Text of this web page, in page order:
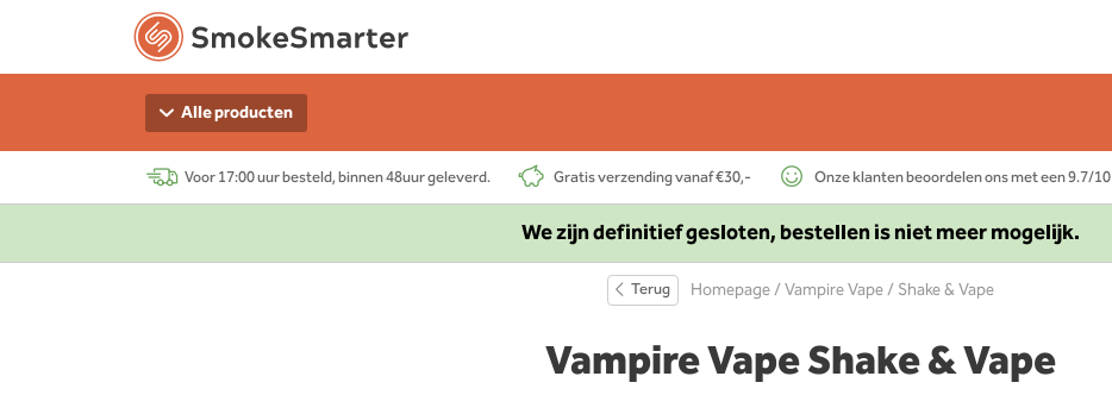
Alle producten
Voor 17:00 uur besteld, binnen 48uur geleverd. Gratis verzending vanaf €30,- Onze klanten beoordelen ons met een 9.7/10
We zijn definitief gesloten, bestellen is niet meer mogelijk.
Terug Homepage/Vampire Vape/ Shake & Vape
Vampire Vape Shake & Vape